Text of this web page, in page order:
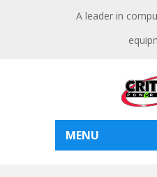
A leader in
MENU